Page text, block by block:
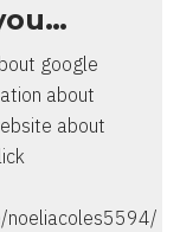
google
about
about
noeliacoles5594/